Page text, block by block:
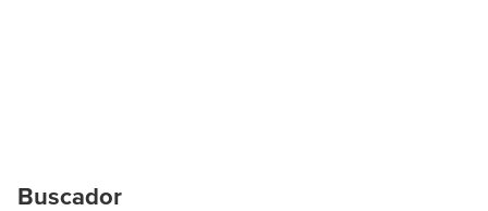
Buscador